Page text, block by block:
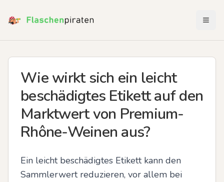
Wie wirkt sich ein leicht
beschädigtes Etikett auf den
Marktwert von Premium-
Rhône-Weinen aus?
Ein leicht beschädigtes Etikett kann den
Sammlerwert reduzieren, vor allem bei